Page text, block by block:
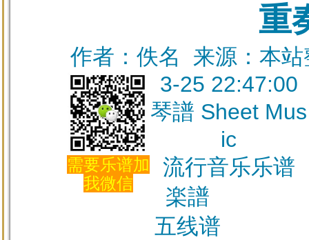
重
作者：佚名 来源：本
3-25 22:47:00
需要乐谱加
我微信
琴譜 Sheet Mus
ic
流行音乐乐谱
楽譜
五线谱